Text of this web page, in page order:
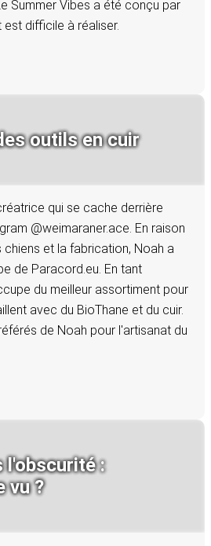
Summer Vibes a été conçu par
est difficile à réaliser.
outils en cuir
qui se cache derrière
@weimaraner.ace. En raison
et la fabrication, Noah a
de Paracord.eu. En tant
du meilleur assortiment pour
avec du BioThane et du cuir.
de Noah pour l'artisanat du
l'obscurité :
vu ?